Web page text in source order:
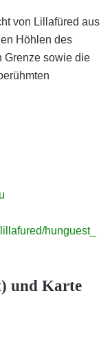
von Lillafüred aus
Höhlen des
Grenze sowie die
hunguest_
und Karte